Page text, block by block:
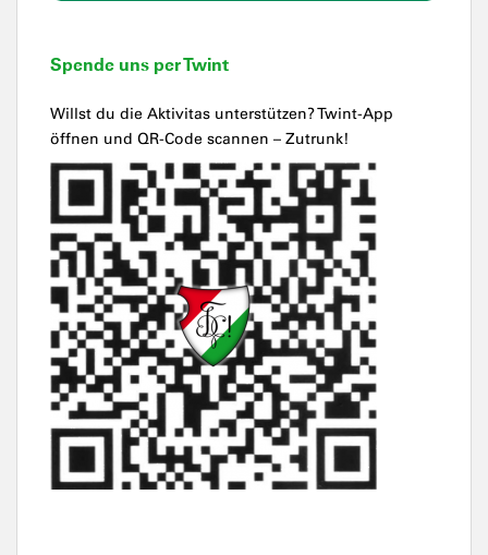
Spende uns per Twint
Willst du die Aktivitas unterstützen? Twint-App
öffnen und QR-Code scannen – Zutrunk!